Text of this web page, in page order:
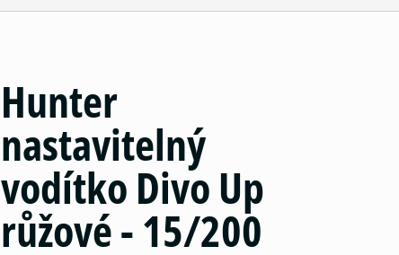
Hunter
nastavitelný
vodítko Divo Up
růžové - 15/200